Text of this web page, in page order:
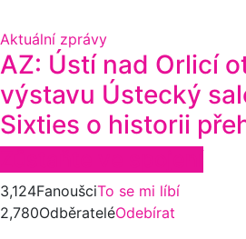
Aktuální zprávy
AZ: Ústí nad Orlicí
výstavu Ústecký
Sixties o historii
3,124FanoušciTo se mi líbí
2,780OdběrateléOdebírat